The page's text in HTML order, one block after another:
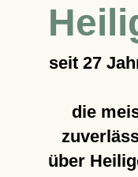
seit 27
die
über